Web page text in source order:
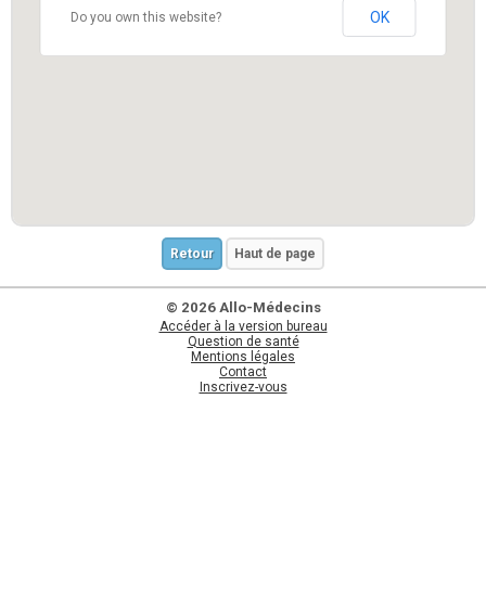
Do you own this website? OK
Retour Haut de page
© 2026 Allo-Médecins
Accéder à la version bureau
Question de santé
Mentions légales
Contact
Inscrivez-vous